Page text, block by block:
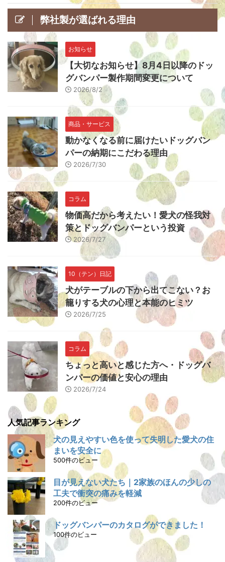
弊社製が選ばれる理由
お知らせ
【大切なお知らせ】8月4日以降のドッ
グバンパー製作期間変更について
2026/8/2
商品・サービス
動かなくなる前に届けたいドッグバン
パーの納期にこだわる理由
2026/7/30
コラム
物価高だから考えたい！愛犬の怪我対
策とドッグバンパーという投資
2026/7/27
10（テン）日記
犬がテーブルの下から出てこない？お
籠りする犬の心理と本能のヒミツ
2026/7/25
コラム
ちょっと高いと感じた方へ・ドッグバ
ンパーの価値と安心の理由
2026/7/24
人気記事ランキング
犬の見えやすい色を使って失明した愛犬の住
まいを安全に
500件のビュー
目が見えない犬たち｜2家族のほんの少しの
工夫で衝突の痛みを軽減
200件のビュー
ドッグバンパーのカタログができました！
100件のビュー